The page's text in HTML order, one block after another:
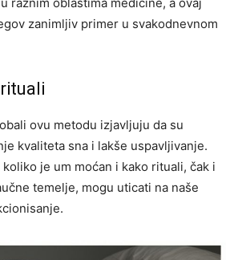
zanimljiv primer u svakodnevnom
ovu metodu izjavljuju da su
kvaliteta sna i lakše uspavljivanje.
je um moćan i kako rituali, čak i
temelje, mogu uticati na naše